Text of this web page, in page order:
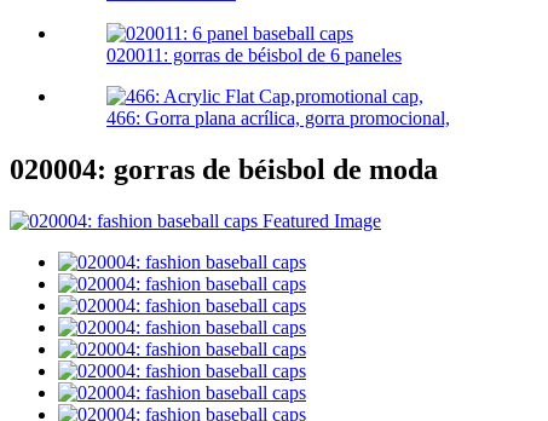
020011: gorras de béisbol de 6 paneles
466: Gorra plana acrílica, gorra promocional,
020004: gorras de béisbol de moda